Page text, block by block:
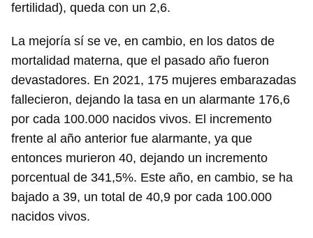
fertilidad), queda con un 2,6.
La mejoría sí se ve, en cambio, en los datos de
mortalidad materna, que el pasado año fueron
devastadores. En 2021, 175 mujeres embarazadas
fallecieron, dejando la tasa en un alarmante 176,6
por cada 100.000 nacidos vivos. El incremento
frente al año anterior fue alarmante, ya que
entonces murieron 40, dejando un incremento
porcentual de 341,5%. Este año, en cambio, se ha
bajado a 39, un total de 40,9 por cada 100.000
nacidos vivos.